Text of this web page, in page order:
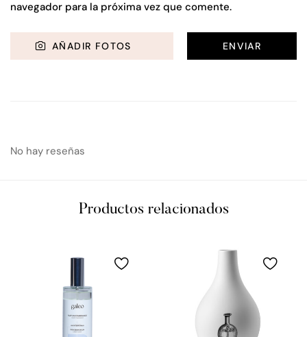
navegador para la próxima vez que comente.
AÑADIR FOTOS
No hay reseñas
Productos relacionados